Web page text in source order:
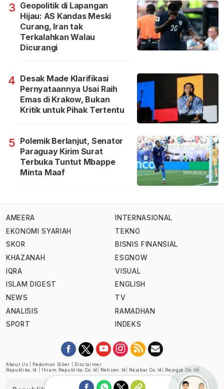
3 Geopolitik di Lapangan
Hijau: AS Kandas Meski
Curang, Iran tak
Terkalahkan Walau
Dicurangi
4 Desak Made Klarifikasi
Pernyataannya Usai Raih
Emas di Krakow, Bukan
Kritik untuk Pihak Tertentu
5 Polemik Berlanjut, Senator
Paraguay Kirim Surat
Terbuka Tuntut Mbappe
Minta Maaf
AMEERA
EKONOMI SYARIAH
SKOR
KHAZANAH
IQRA
ISLAM DIGEST
NEWS
ANALISIS
SPORT
INTERNASIONAL
TEKNO
BISNIS FINANSIAL
ESGNOW
VISUAL
ENGLISH
TV
RAMADHAN
INDEKS
About Us Pedoman Siber
Disclaimer
Republika.id
Ihram.republika.co.id Retizen.id Rejabar.co.id Rejogja.co.id